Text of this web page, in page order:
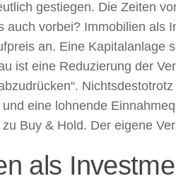
gestiegen. Die Zeiten
auch vorbei? Immobilien als
an. Eine Kapitalanlage
ist eine Reduzierung der
eine lohnende
Buy & Hold. Der eigene
als